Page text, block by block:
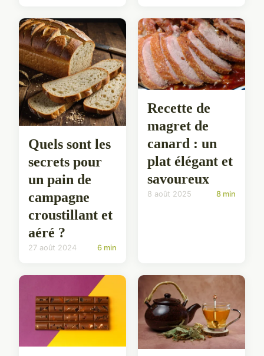
Quels sont les
secrets pour
un pain de
campagne
croustillant et
aéré ?
27 août 2024 6 min
Recette de
magret de
canard : un
plat élégant et
savoureux
8 août 2025 8 min